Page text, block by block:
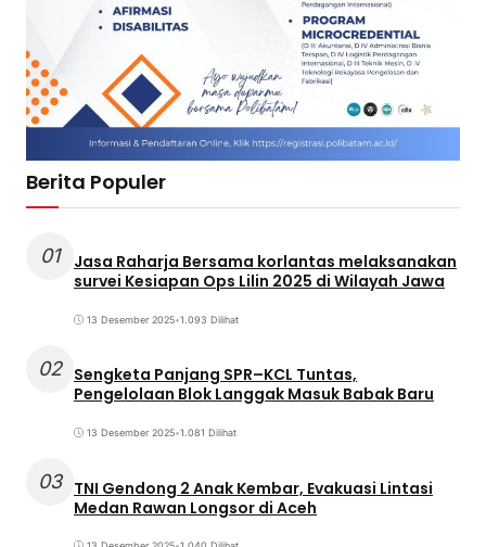
Berita Populer
01
Jasa Raharja Bersama korlantas melaksanakan
survei Kesiapan Ops Lilin 2025 di Wilayah Jawa
13 Desember 2025•1.093 Dilihat
02 Sengketa Panjang SPR–KCL Tuntas,
Pengelolaan Blok Langgak Masuk Babak Baru
13 Desember 2025•1.081 Dilihat
03 TNI Gendong 2 Anak Kembar, Evakuasi Lintasi
Medan Rawan Longsor di Aceh